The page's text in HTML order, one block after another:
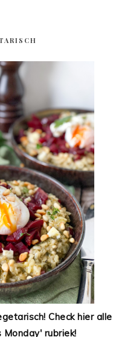
Check hier alle
rubriek!